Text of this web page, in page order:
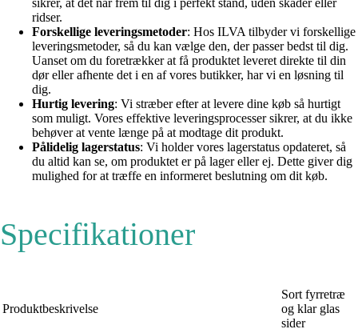
sikrer, at det når frem til dig i perfekt stand, uden skader eller
ridser.
Forskellige leveringsmetoder: Hos ILVA tilbyder vi forskellige
leveringsmetoder, så du kan vælge den, der passer bedst til dig.
Uanset om du foretrækker at få produktet leveret direkte til din
dør eller afhente det i en af vores butikker, har vi en løsning til
dig.
Hurtig levering: Vi stræber efter at levere dine køb så hurtigt
som muligt. Vores effektive leveringsprocesser sikrer, at du ikke
behøver at vente længe på at modtage dit produkt.
Pålidelig lagerstatus: Vi holder vores lagerstatus opdateret, så
du altid kan se, om produktet er på lager eller ej. Dette giver dig
mulighed for at træffe en informeret beslutning om dit køb.
Specifikationer
Produktbeskrivelse
Sort fyrretræ
og klar glas
sider